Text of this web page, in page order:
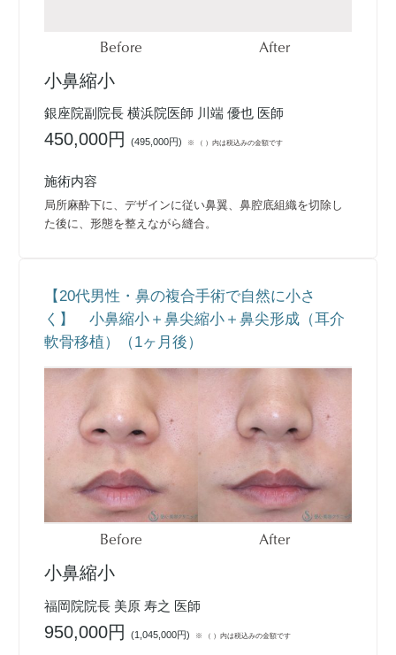
Before After
小鼻縮小
銀座院副院長 横浜院医師 川端 優也 医師
450,000円(495,000円) ※ （ ）内は税込みの金額です
施術内容
局所麻酔下に、デザインに従い鼻翼、鼻腔底組織を切除し
た後に、形態を整えながら縫合。
【20代男性・鼻の複合手術で自然に小さ
く】 小鼻縮小＋鼻尖縮小＋鼻尖形成（耳介
軟骨移植）（1ヶ月後）
Before After
小鼻縮小
福岡院院長 美原 寿之 医師
950,000円(1,045,000円) ※ （ ）内は税込みの金額です